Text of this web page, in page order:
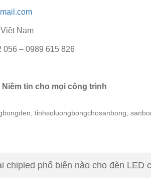
Nam
056 – 0989 615 826
Niềm tin cho mọi công trình
tinhsoluongbongchosanbong,